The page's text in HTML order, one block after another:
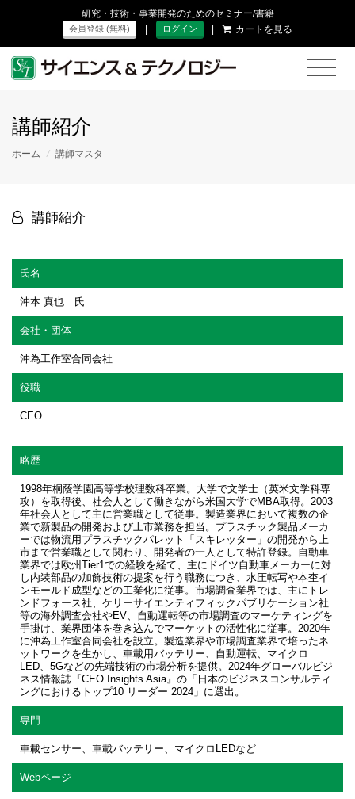
研究・技術・事業開発のためのセミナー/書籍
会員登録 (無料) | ログイン | カートを見る
講師紹介
ホーム / 講師マスタ
講師紹介
氏名
沖本 真也 氏
会社・団体
沖為工作室合同会社
役職
CEO
略歴
1998年桐蔭学園高等学校理数科卒業。大学で文学士（英米文学科専
攻）を取得後、社会人として働きながら米国大学でMBA取得。2003
年社会人として主に営業職として従事。製造業界において複数の企
業で新製品の開発および上市業務を担当。プラスチック製品メーカ
ーでは物流用プラスチックパレット「スキレッター」の開発から上
市まで営業職として関わり、開発者の一人として特許登録。自動車
業界では欧州Tier1での経験を経て、主にドイツ自動車メーカーに対
し内装部品の加飾技術の提案を行う職務につき、水圧転写や本杢イ
ンモールド成型などの工業化に従事。市場調査業界では、主にトレ
ンドフォース社、ケリーサイエンティフィックパブリケーション社
等の海外調査会社やEV、自動運転等の市場調査のマーケティングを
手掛け、業界団体を巻き込んでマーケットの活性化に従事。2020年
に沖為工作室合同会社を設立。製造業界や市場調査業界で培ったネ
ットワークを生かし、車載用バッテリー、自動運転、マイクロ
LED、5Gなどの先端技術の市場分析を提供。2024年グローバルビジ
ネス情報誌『CEO Insights Asia』の「日本のビジネスコンサルティ
ングにおけるトップ10 リーダー 2024」に選出。
専門
車載センサー、車載バッテリー、マイクロLEDなど
Webページ